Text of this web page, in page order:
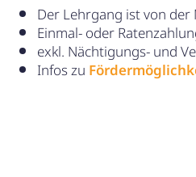
Der Lehrgang ist von
Einmal- oder
exkl. Nächtigungs- und
Infos zu